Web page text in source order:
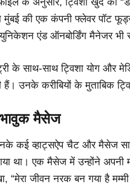
के अनुसार, ट्विशा खुद को
मुंबई की एक कंपनी फ्लेवर पॉट
एंड ऑनबोर्डिंग मैनेजर भी
के साथ-साथ ट्विशा योग और
हैं। उनके करीबियों के मुताबिक
मैसेज
कई व्हाट्सऐप चैट और मैसेज
था। एक मैसेज में उन्होंने
“मेरा जीवन नरक बन गया है